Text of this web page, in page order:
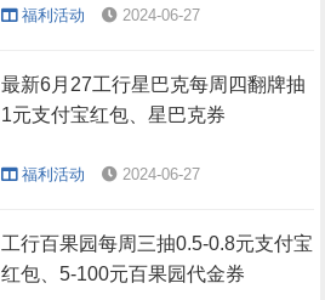
福利活动 2024-06-27
最新6月27工行星巴克每周四翻牌抽
1元支付宝红包、星巴克券
福利活动 2024-06-27
工行百果园每周三抽0.5-0.8元支付宝
红包、5-100元百果园代金券